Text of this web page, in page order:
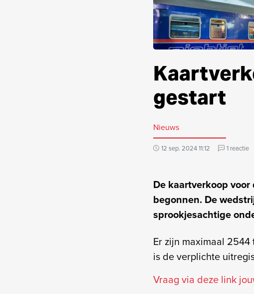
gestart
Nieuws
12 sep. 2024 11:12 1 reactie
De kaartverkoop
begonnen. De
sprookjesachtige
Er zijn maximaal
is de verplichte
Vraag via deze link